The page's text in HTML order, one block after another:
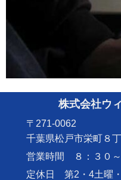
株式会社ウ
〒271-0062
千葉県松戸市栄町８
営業時間 ８：３０～
定休日 第2・4土曜